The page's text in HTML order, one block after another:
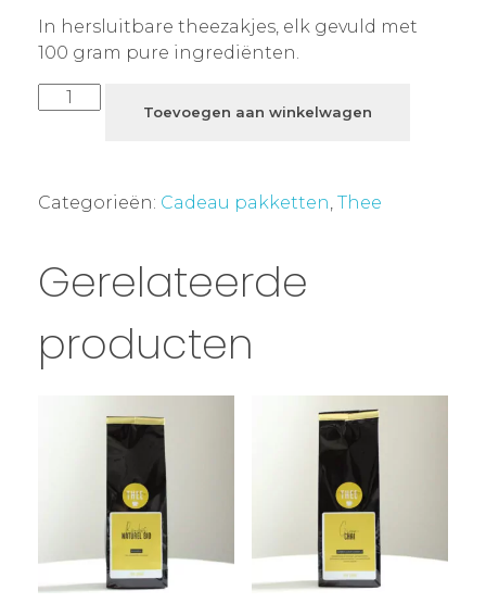
In hersluitbare theezakjes, elk gevuld met
100 gram pure ingrediënten.
Toevoegen aan winkelwagen
Categorieën: Cadeau pakketten, Thee
Gerelateerde
producten